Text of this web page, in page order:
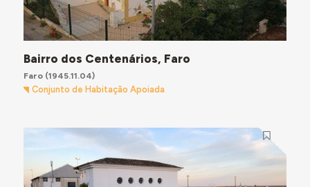
Bairro dos Centenários, Faro
Faro(1945.11.04)
Conjunto de Habitação Apoiada